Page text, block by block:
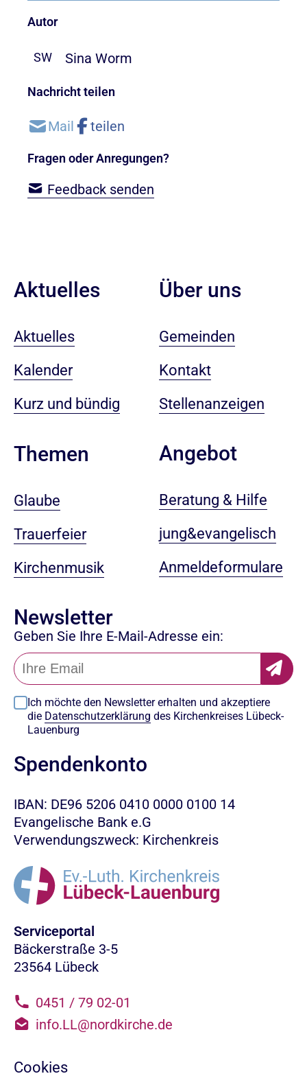
Autor
SW Sina Worm
Fragen oder Anregungen?
Feedback senden
Nachricht teilen
Aktuelles
Aktuelles
Kalender
Kurz und bündig
Themen
Glaube
Trauerfeier
Kirchenmusik
Über uns
Gemeinden
Kontakt
Stellenanzeigen
Angebot
Beratung & Hilfe
jung&evangelisch
Anmeldeformulare
Newsletter
Geben Sie Ihre E-Mail-Adresse ein:
Ich möchte den Newsletter erhalten und akzeptiere
die Datenschutzerklärung des Kirchenkreises Lübeck-
Lauenburg
Spendenkonto
IBAN: DE96 5206 0410 0000 0100 14
Evangelische Bank e.G
Verwendungszweck: Kirchenkreis
Serviceportal
Bäckerstraße 3-5
23564 Lübeck
0451 / 79 02-01
info.LL@nordkirche.de
Cookies